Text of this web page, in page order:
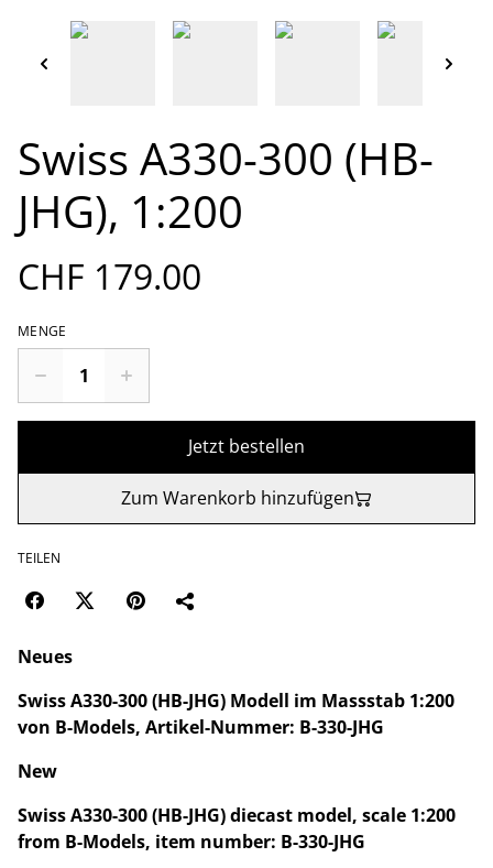
Swiss A330-300 (HB-
JHG), 1:200
CHF 179.00
MENGE
Jetzt bestellen
Zum Warenkorb hinzufügen
TEILEN
Neues
Swiss A330-300 (HB-JHG) Modell im Massstab 1:200
von B-Models, Artikel-Nummer: B-330-JHG
New
Swiss A330-300 (HB-JHG) diecast model, scale 1:200
from B-Models, item number: B-330-JHG